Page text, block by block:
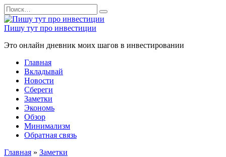
Перейти
к
содержанию
Search
for:
Пишу тут про инвестиции
Это онлайн дневник моих шагов в инвестировании
Главная
Вкладывай
Новости
Сбереги
Заметки
Экономь
Обзор
Минимализм
Обратная связь
Главная » Заметки